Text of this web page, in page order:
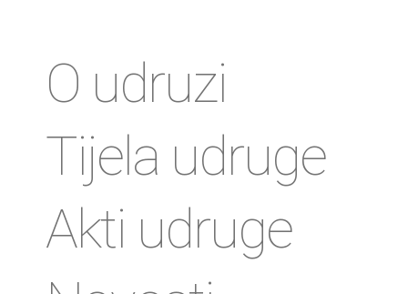
O udruzi
Tijela udruge
Akti udruge